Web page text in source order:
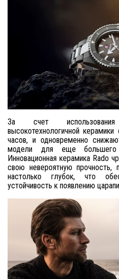
За счет
высокотехнологичной керамики
часов, и одновременно
модели для еще большего
Инновационная керамика Rado
свою невероятную
настолько глубок, что
устойчивость к появлению